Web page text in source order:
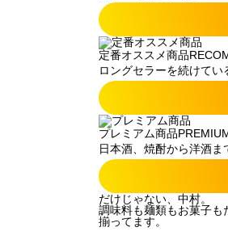
定番オススメ商品
ロングセラーを続けて
プレミアム商品
日本酒、焼酎から洋酒
だけじゃない、中村。
調味料も麺類もお菓子も
揃ってます。